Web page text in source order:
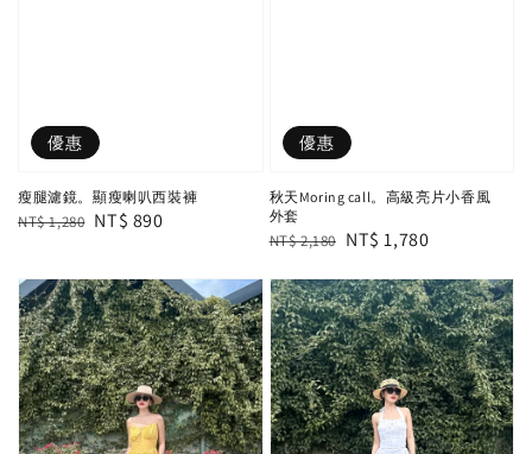
優惠
瘦腿濾鏡。顯瘦喇叭西裝褲
Regular
NT$ 1,280 Sale
NT$ 890
優惠
秋天Moring call。高級亮片小香風
外套
Regular
NT$ 2,180 Sale
NT$ 1,780